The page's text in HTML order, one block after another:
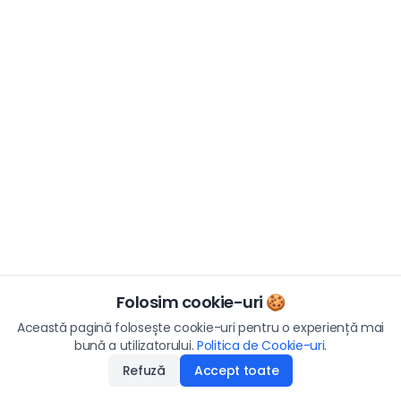
Folosim cookie-uri 🍪
Această pagină folosește cookie-uri pentru o experiență mai
bună a utilizatorului. Politica de Cookie-uri.
Refuză
Accept toate